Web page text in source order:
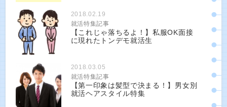
2018.02.19
就活特集記事
【これじゃ落ちるよ！】私服OK面接
に現れたトンデモ就活生
2018.03.05
就活特集記事
【第一印象は髪型で決まる！】男女別
就活ヘアスタイル特集